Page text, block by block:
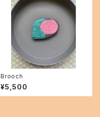
Brooch
¥5,500